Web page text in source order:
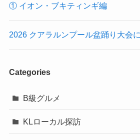
① イオン・ブキティンギ編
2026 クアラルンプール盆踊り大会
Categories
B級グルメ
KLローカル探訪